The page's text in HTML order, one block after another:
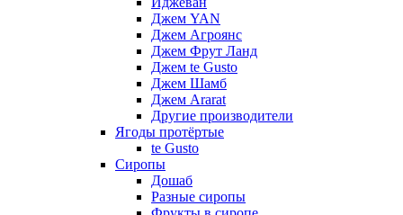
Джем YAN
Джем Агроянс
Джем Фрут Ланд
Джем te Gusto
Джем Шамб
Джем Ararat
Другие производители
Ягоды протёртые
te Gusto
Сиропы
Дошаб
Разные сиропы